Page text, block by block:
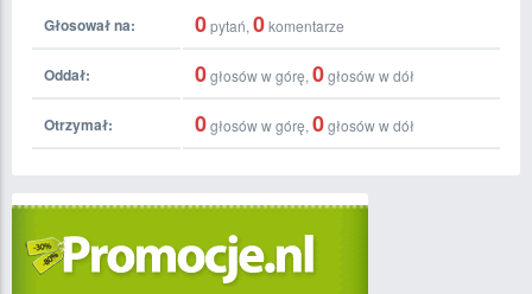
Głosował na: 0pytań, 0komentarze
Oddał: 0głosów w górę, 0głosów w dół
Otrzymał: 0głosów w górę, 0głosów w dół